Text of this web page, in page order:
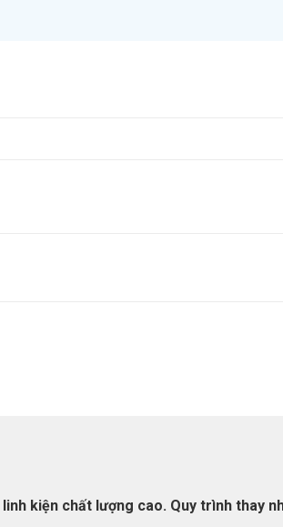
kiện chất lượng cao. Quy trình thay